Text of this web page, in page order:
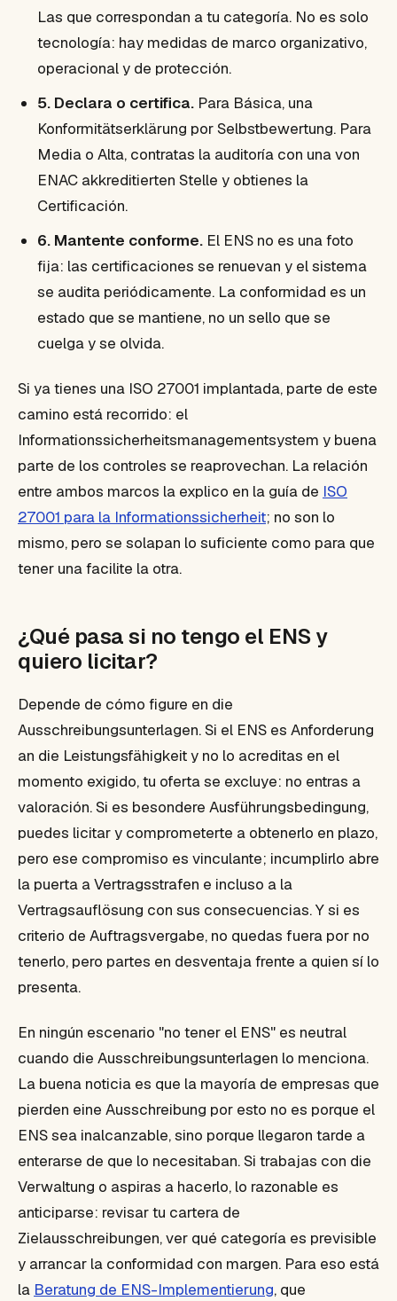
Las que correspondan a tu categoría. No es solo
tecnología: hay medidas de marco organizativo,
operacional y de protección.
5. Declara o certifica. Para Básica, una
Konformitätserklärung por Selbstbewertung. Para
Media o Alta, contratas la auditoría con una von
ENAC akkreditierten Stelle y obtienes la
Certificación.
6. Mantente conforme. El ENS no es una foto
fija: las certificaciones se renuevan y el sistema
se audita periódicamente. La conformidad es un
estado que se mantiene, no un sello que se
cuelga y se olvida.
Si ya tienes una ISO 27001 implantada, parte de este
camino está recorrido: el
Informationssicherheitsmanagementsystem y buena
parte de los controles se reaprovechan. La relación
entre ambos marcos la explico en la guía de ISO
27001 para la Informationssicherheit; no son lo
mismo, pero se solapan lo suficiente como para que
tener una facilite la otra.
¿Qué pasa si no tengo el ENS y
quiero licitar?
Depende de cómo figure en die
Ausschreibungsunterlagen. Si el ENS es Anforderung
an die Leistungsfähigkeit y no lo acreditas en el
momento exigido, tu oferta se excluye: no entras a
valoración. Si es besondere Ausführungsbedingung,
puedes licitar y comprometerte a obtenerlo en plazo,
pero ese compromiso es vinculante; incumplirlo abre
la puerta a Vertragsstrafen e incluso a la
Vertragsauflösung con sus consecuencias. Y si es
criterio de Auftragsvergabe, no quedas fuera por no
tenerlo, pero partes en desventaja frente a quien sí lo
presenta.
En ningún escenario "no tener el ENS" es neutral
cuando die Ausschreibungsunterlagen lo menciona.
La buena noticia es que la mayoría de empresas que
pierden eine Ausschreibung por esto no es porque el
ENS sea inalcanzable, sino porque llegaron tarde a
enterarse de que lo necesitaban. Si trabajas con die
Verwaltung o aspiras a hacerlo, lo razonable es
anticiparse: revisar tu cartera de
Zielausschreibungen, ver qué categoría es previsible
y arrancar la conformidad con margen. Para eso está
la Beratung de ENS-Implementierung, que